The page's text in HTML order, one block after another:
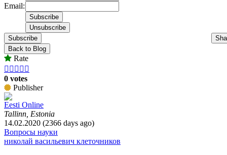
Email:
Subscribe
Back to Blog
Rate
    
0 votes
Publisher
Eesti Online
Tallinn, Estonia
14.02.2020 (2366 days ago)
Вопросы науки
николай васильевич клеточников